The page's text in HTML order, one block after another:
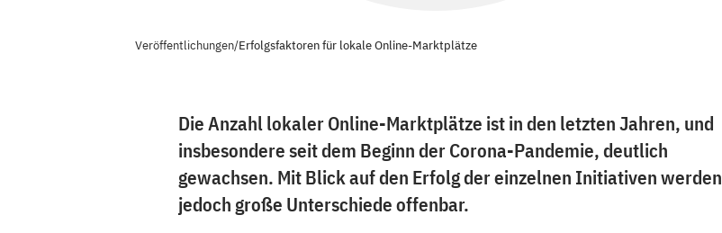
Veröffentlichungen/Erfolgsfaktoren für lokale Online-Marktplätze
Die Anzahl lokaler Online-Marktplätze ist in den letzten Jahren, und
insbesondere seit dem Beginn der Corona-Pandemie, deutlich
gewachsen. Mit Blick auf den Erfolg der einzelnen Initiativen werden
jedoch große Unterschiede offenbar.